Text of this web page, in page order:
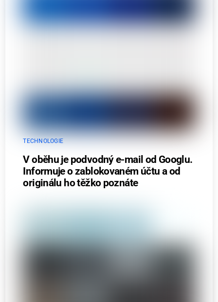
TECHNOLOGIE
V oběhu je podvodný e-mail od Googlu.
Informuje o zablokovaném účtu a od
originálu ho těžko poznáte